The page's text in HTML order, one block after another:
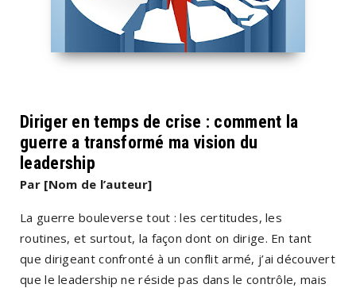
Diriger en temps de crise : comment la
guerre a transformé ma vision du
leadership
Par [Nom de l’auteur]
La guerre bouleverse tout : les certitudes, les
routines, et surtout, la façon dont on dirige. En tant
que dirigeant confronté à un conflit armé, j’ai découvert
que le leadership ne réside pas dans le contrôle, mais